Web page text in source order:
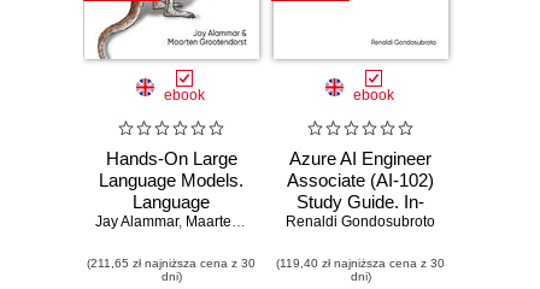
ebook
Hands-On Large
Language Models.
Language
Understanding and
Jay Alammar, Maarten Grootendorst
(211,65 zł najniższa cena z 30
dni)
ebook
Azure AI Engineer
Associate (AI-102)
Study Guide. In-
Depth Certification
Renaldi Gondosubroto
(119,40 zł najniższa cena z 30
dni)